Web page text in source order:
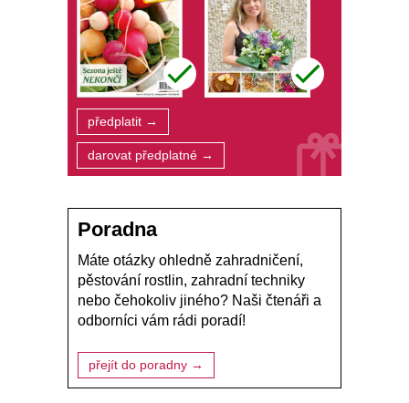
předplatit →
darovat předplatné →
Poradna
Máte otázky ohledně zahradničení,
pěstování rostlin, zahradní techniky
nebo čehokoliv jiného? Naši čtenáři a
odborníci vám rádi poradí!
přejít do poradny →